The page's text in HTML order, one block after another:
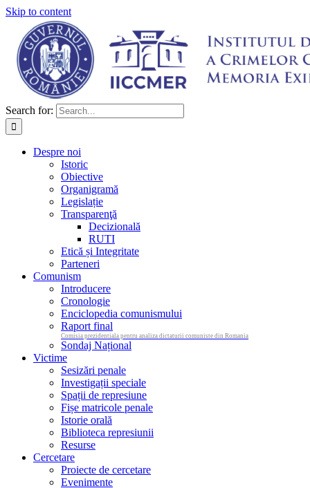
Skip to content
Search for:
Despre noi
Istoric
Obiective
Organigramă
Legislație
Transparenţă
Decizională
RUTI
Etică și Integritate
Parteneri
Comunism
Introducere
Cronologie
Enciclopedia comunismului
Raport final
Comisia prezidentiala pentru analiza dictaturii comuniste din Romania
Sondaj Național
Victime
Sesizări penale
Investigații speciale
Spații de represiune
Fișe matricole penale
Istorie orală
Biblioteca represiunii
Resurse
Cercetare
Proiecte de cercetare
Evenimente